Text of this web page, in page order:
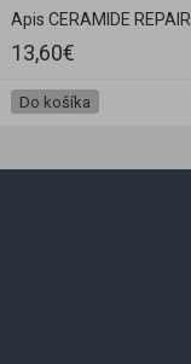
13,60€
Do košíka